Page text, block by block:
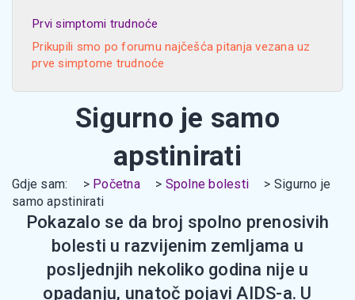
Prvi simptomi trudnoće
Prikupili smo po forumu najčešća pitanja vezana uz
prve simptome trudnoće
Sigurno je samo
apstinirati
Gdje sam: Početna Spolne bolesti
Sigurno je
samo apstinirati
Pokazalo se da broj spolno prenosivih
bolesti u razvijenim zemljama u
posljednjih nekoliko godina nije u
opadanju, unatoč pojavi AIDS-a. U